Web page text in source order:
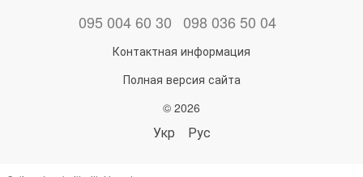
095 004 60 30 098 036 50 04
Контактная информация
Полная версия сайта
© 2026
Укр Рус